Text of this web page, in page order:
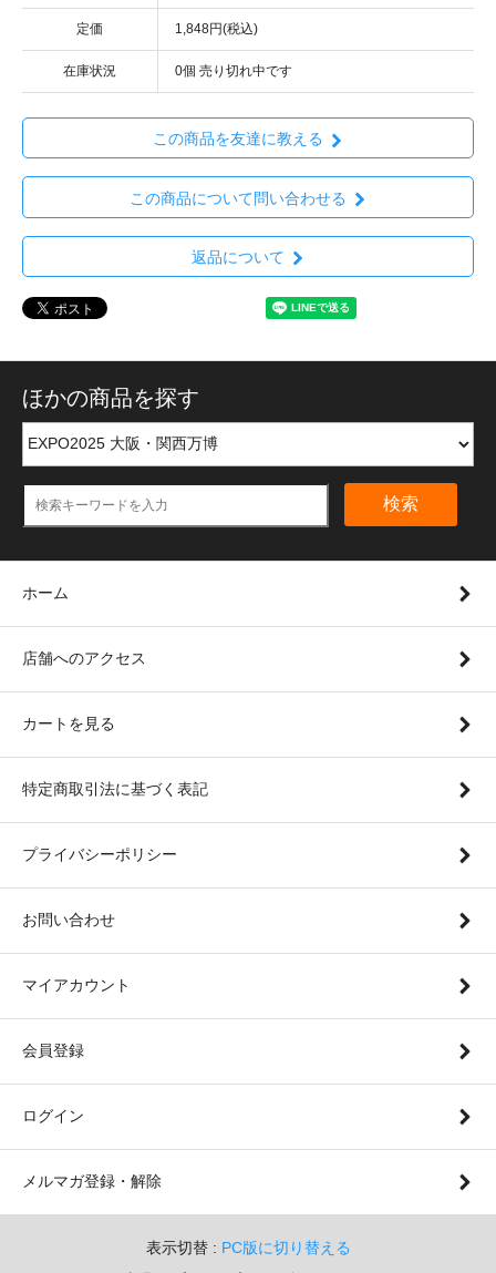
定価 1,848円(税込)
在庫状況 0個 売り切れ中です
この商品を友達に教える
この商品について問い合わせる
返品について
ほかの商品を探す
検索
ホーム
店舗へのアクセス
カートを見る
特定商取引法に基づく表記
プライバシーポリシー
お問い合わせ
マイアカウント
会員登録
ログイン
メルマガ登録・解除
表示切替 : PC版に切り替える